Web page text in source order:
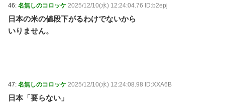
46: 名無しのコロッケ 2025/12/10(水) 12:24:04.76 ID:b2epj
日本の米の値段下がるわけでないから
いりません。
47: 名無しのコロッケ 2025/12/10(水) 12:24:08.98 ID:XXA6B
日本「要らない」